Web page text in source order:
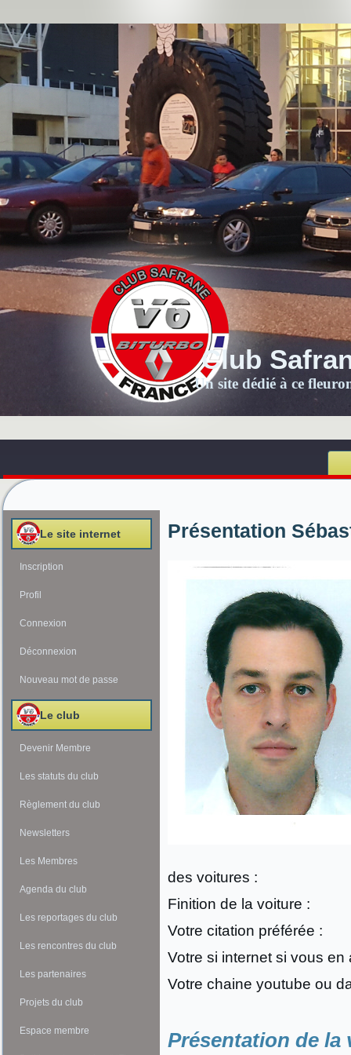
Club
Un site dédié à ce
Le site internet
Inscription
Profil
Connexion
Déconnexion
Nouveau mot de passe
Le club
Devenir Membre
Les statuts du club
Règlement du club
Newsletters
Les Membres
Agenda du club
Les reportages du club
Les rencontres du club
Les partenaires
Projets du club
Espace membre
Présentation
des voitures :
Finition de la voiture :
Votre citation préférée :
Votre si internet si vous en
Votre chaine youtube ou
Présentation de la